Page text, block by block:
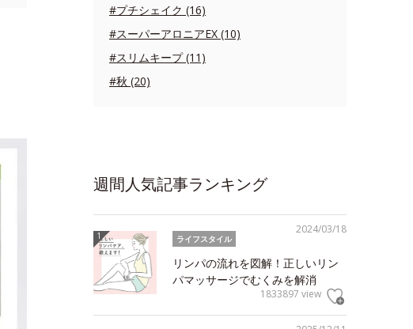
#プチシェイク (16)
#スーパーアロニアEX (10)
#スリムキープ (11)
#秋 (20)
週間人気記事ランキング
2024/03/18
ライフスタイル
リンパの流れを図解！正しいリン
パマッサージでむくみを解消
1833897 view